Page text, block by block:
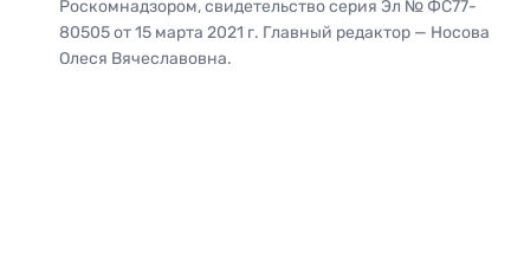
Роскомнадзором, свидетельство серия Эл № ФС77-
80505 от 15 марта 2021 г. Главный редактор — Носова
Олеся Вячеславовна.